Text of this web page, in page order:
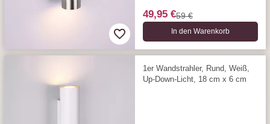
49,95 €59 €
In den Warenkorb
1er Wandstrahler, Rund, Weiß,
Up-Down-Licht, 18 cm x 6 cm